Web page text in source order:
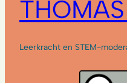
Leerkracht en STEM-